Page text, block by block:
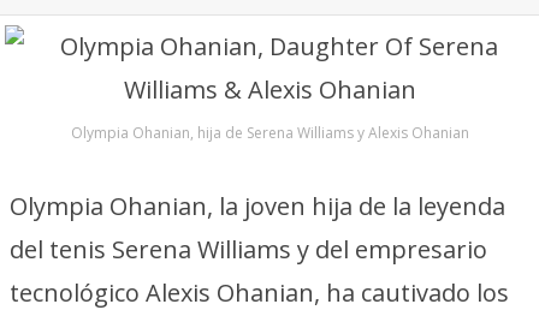
Olympia Ohanian, hija de Serena Williams y Alexis Ohanian
Olympia Ohanian, la joven hija de la leyenda
del tenis Serena Williams y del empresario
tecnológico Alexis Ohanian, ha cautivado los